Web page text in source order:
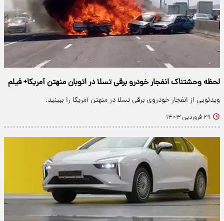
لحظه وحشتناک انفجار خودرو برقی تسلا در اتوبان منهتن آمریکا+ فیلم
ویدئویی از انفجار خودروی برقی تسلا در منهتن آمریکا را ببینید.
۲۹ فروردین ۱۴۰۳